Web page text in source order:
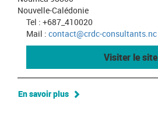
Nouvelle-Calédonie
Tel : +687_410020
Mail : contact@crdc-consultants.nc
Visiter le site
En savoir plus